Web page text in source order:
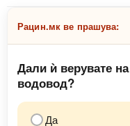
Рацин.мк ве прашува:
Дали ѝ верувате
водовод?
Да